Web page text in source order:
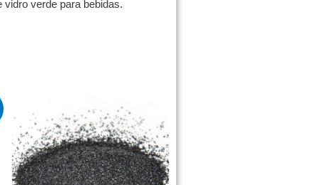
verde para bebidas.